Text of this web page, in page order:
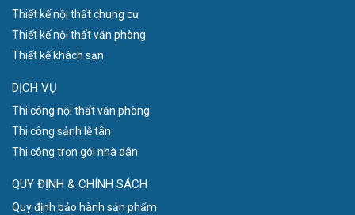
Thiết kế nội thất chung cư
Thiết kế nội thất văn phòng
Thiết kế khách sạn
DỊCH VỤ
Thi công nội thất văn phòng
Thi công sảnh lễ tân
Thi công trọn gói nhà dân
QUY ĐỊNH & CHÍNH SÁCH
Quy định bảo hành sản phẩm